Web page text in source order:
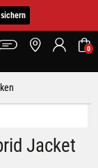
sichern
0
Jacket